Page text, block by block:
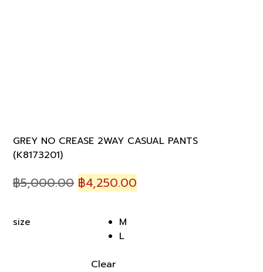
GREY NO CREASE 2WAY CASUAL PANTS
(K8173201)
฿5,000.00 Original
฿5,000.00.
฿4,250.00
size
M
L
Clear